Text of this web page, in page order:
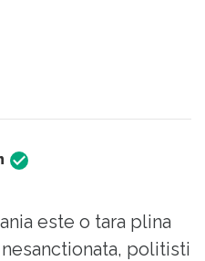
este o tara plina
politisti